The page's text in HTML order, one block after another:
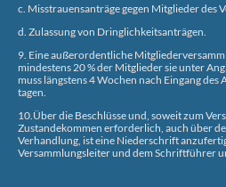
c. Misstrauensanträge gegen Mitglieder des
d. Zulassung von Dringlichkeitsanträgen.
9. Eine außerordentliche
mindestens 20 % der Mitglieder sie unter
muss längstens 4 Wochen nach Eingang
tagen.
10.Über die Beschlüsse und, soweit zum
Zustandekommen erforderlich, auch über
Verhandlung, ist eine Niederschrift
Versammlungsleiter und dem Schriftführer